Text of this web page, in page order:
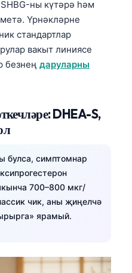
ны күтәрә һәм
Үрнәкләрне
стандартлар
вакыт линиясе
безнең даруларны
DHEA-S,
булса, симптомнар
700–800 мкг/
чик, аны җиңелчә
ярамый.